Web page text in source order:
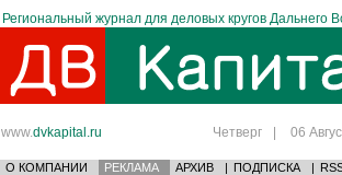
Региональный журнал для деловых кругов Дальнего
www.dvkapital.ru Четверг | 06
О КОМПАНИИ РЕКЛАМА АРХИВ | ПОДПИСКА |